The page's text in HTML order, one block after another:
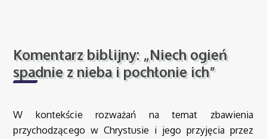
Komentarz biblijny: „Niech ogień
spadnie z nieba i pochłonie ich”
W kontekście rozważań na temat zbawienia
przychodzącego w Chrystusie i jego przyjęcia przez